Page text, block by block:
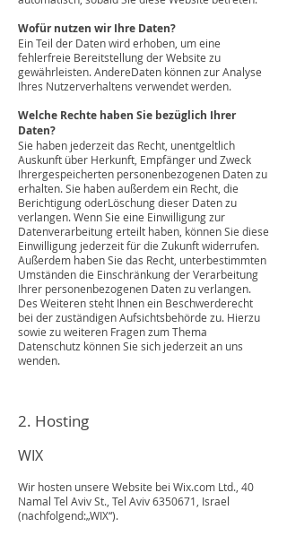
Wofür nutzen wir Ihre Daten?
Ein Teil der Daten wird erhoben, um eine
fehlerfreie Bereitstellung der Website zu
gewährleisten. AndereDaten können zur Analyse
Ihres Nutzerverhaltens verwendet werden.
Welche Rechte haben Sie bezüglich Ihrer
Daten?
Sie haben jederzeit das Recht, unentgeltlich
Auskunft über Herkunft, Empfänger und Zweck
Ihrergespeicherten personenbezogenen Daten zu
erhalten. Sie haben außerdem ein Recht, die
Berichtigung oderLöschung dieser Daten zu
verlangen. Wenn Sie eine Einwilligung zur
Datenverarbeitung erteilt haben, können Sie diese
Einwilligung jederzeit für die Zukunft widerrufen.
Außerdem haben Sie das Recht, unterbestimmten
Umständen die Einschränkung der Verarbeitung
Ihrer personenbezogenen Daten zu verlangen.
Des Weiteren steht Ihnen ein Beschwerderecht
bei der zuständigen Aufsichtsbehörde zu. Hierzu
sowie zu weiteren Fragen zum Thema
Datenschutz können Sie sich jederzeit an uns
wenden.
2. Hosting
WIX
Wir hosten unsere Website bei Wix.com Ltd., 40
Namal Tel Aviv St., Tel Aviv6350671 , Israel
(nachfolgend:„WIX“).